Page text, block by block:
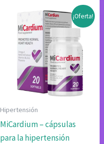
¡Oferta!
Hipertensión
MiCardium – cápsulas
para la hipertensión